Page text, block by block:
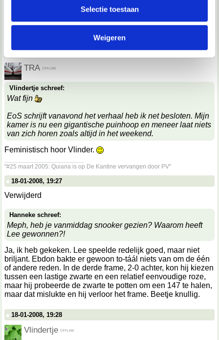
partners kunnen deze gegevens combineren met andere
informatie die je aan ze hebt verstrekt of die ze hebben
verzameld op basis van jouw gebruik van hun services.
We werken samen met
kunnen ontvangen en verwerken.
Selectie toestaan
Weigeren
Omdat hij beter was.
"#25 maart 2005: Quiana is op De Kantine vervangen door PV"
18-01-2008, 19:26
TRA
Vlindertje schreef:
Wat fijn
EoS schrijft vanavond het verhaal heb ik net besloten. Mijn
kamer is nu een gigantische puinhoop en meneer laat niets
van zich horen zoals altijd in het weekend.
Feministisch hoor Vlinder.
"#25 maart 2005: Quiana is op De Kantine vervangen door PV"
18-01-2008, 19:27
Verwijderd
Hanneke schreef:
Meph, heb je vanmiddag snooker gezien? Waarom heeft
Lee gewonnen?!
Ja, ik heb gekeken. Lee speelde redelijk goed, maar niet
briljant. Ebdon bakte er gewoon to-táál niets van om de één
of andere reden. In de derde frame, 2-0 achter, kon hij kiezen
tussen een lastige zwarte en een relatief eenvoudige roze,
maar hij probeerde de zwarte te potten om een 147 te halen,
maar dat mislukte en hij verloor het frame. Beetje knullig.
18-01-2008, 19:28
Vlindertje